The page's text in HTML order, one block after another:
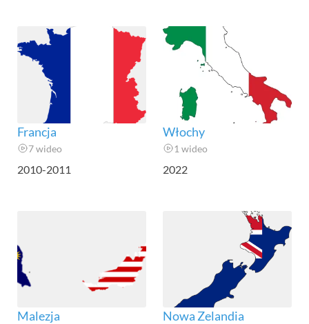
Francja
7 wideo
2010-2011
Włochy
1 wideo
2022
Malezja Nowa Zelandia